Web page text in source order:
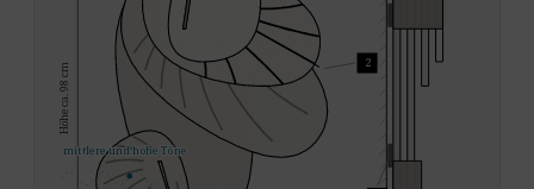
Höhe ca. 98 cm 2
mittlere und hohe Töne